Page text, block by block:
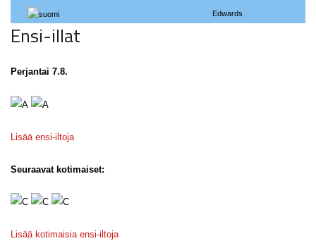
Edwards
Ensi-illat
Perjantai 7.8.
Lisää ensi-iltoja
Seuraavat kotimaiset:
Lisää kotimaisia ensi-iltoja